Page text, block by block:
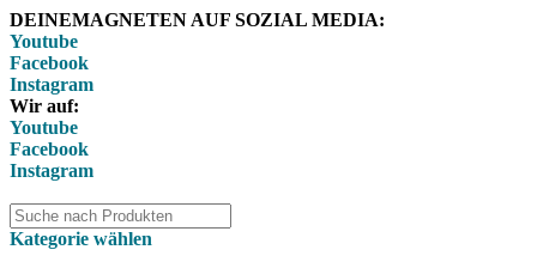
DEINEMAGNETEN AUF SOZIAL MEDIA:
Youtube
Facebook
Instagram
Wir auf:
Youtube
Facebook
Instagram
Kategorie wählen